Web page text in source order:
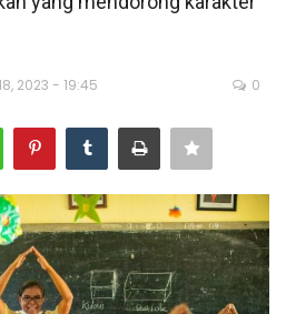
2023 - 19:45 0